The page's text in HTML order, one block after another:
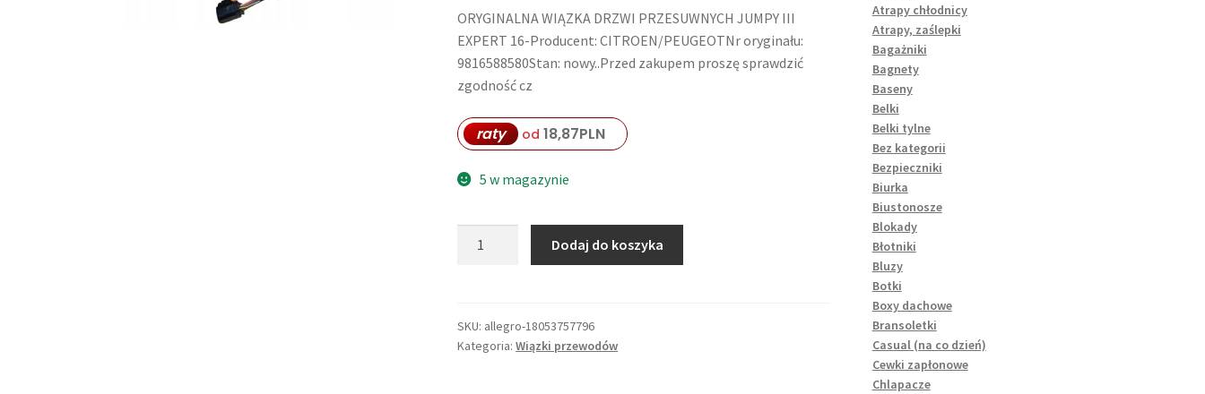
ORYGINALNA WIĄZKA DRZWI PRZESUWNYCH JUMPY III
EXPERT 16-Producent: CITROEN/PEUGEOTNr oryginału:
9816588580Stan: nowy..Przed zakupem proszę sprawdzić
zgodność cz
raty od 18,87PLN
5 w magazynie
JUMPY
III
Dodaj do koszyka
SKU: allegro-18053757796
Kategoria:Wiązki przewodów
Atrapy chłodnicy
Atrapy, zaślepki
Bagażniki
Bagnety
Baseny
Belki
Belki tylne
Bez kategorii
Bezpieczniki
Biurka
Biustonosze
Blokady
Błotniki
Bluzy
Botki
Boxy dachowe
Bransoletki
Casual (na co dzień)
Cewki zapłonowe
Chlapacze